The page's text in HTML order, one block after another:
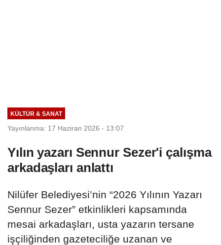
KÜLTÜR & SANAT
Yayınlanma: 17 Haziran 2026 - 13:07
Yılın yazarı Sennur Sezer'i çalışma
arkadaşları anlattı
Nilüfer Belediyesi’nin “2026 Yılının Yazarı
Sennur Sezer” etkinlikleri kapsamında
mesai arkadaşları, usta yazarın tersane
işçiliğinden gazeteciliğe uzanan ve